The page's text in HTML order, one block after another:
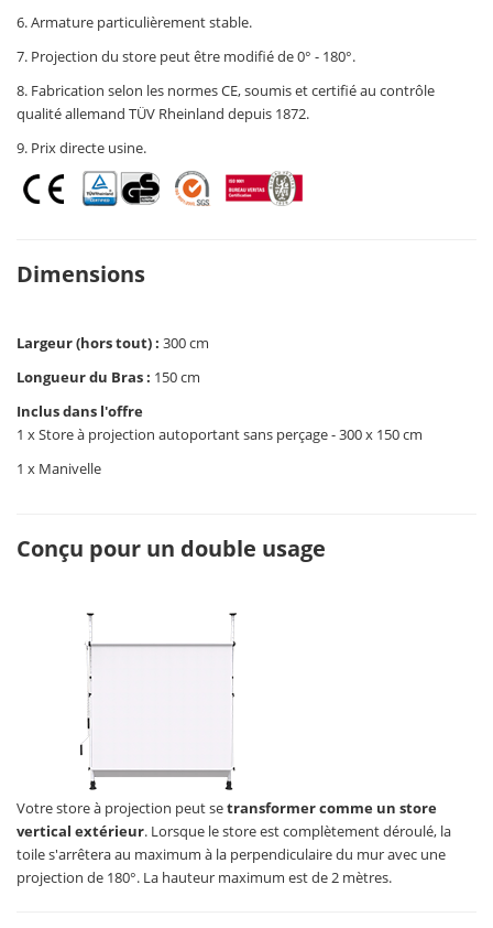
6. Armature particulièrement stable.
7. Projection du store peut être modifié de 0° - 180°.
8. Fabrication selon les normes CE, soumis et certifié au contrôle
qualité allemand TÜV Rheinland depuis 1872.
9. Prix directe usine.
Dimensions
Largeur (hors tout) : 300 cm
Longueur du Bras : 150 cm
Inclus dans l'offre
1 x Store à projection autoportant sans perçage - 300 x 150 cm
1 x Manivelle
Conçu pour un double usage
Votre store à projection peut setransformer comme un store
vertical extérieur. Lorsque le store est complètement déroulé, la
toile s'arrêtera au maximum à la perpendiculaire du mur avec une
projection de 180°. La hauteur maximum est de 2 mètres.